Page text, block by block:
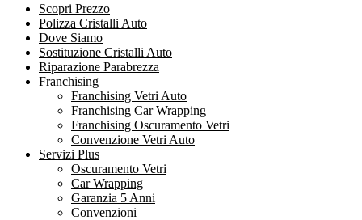
Scopri Prezzo
Polizza Cristalli Auto
Dove Siamo
Sostituzione Cristalli Auto
Riparazione Parabrezza
Franchising
Franchising Vetri Auto
Franchising Car Wrapping
Franchising Oscuramento Vetri
Convenzione Vetri Auto
Servizi Plus
Oscuramento Vetri
Car Wrapping
Garanzia 5 Anni
Convenzioni